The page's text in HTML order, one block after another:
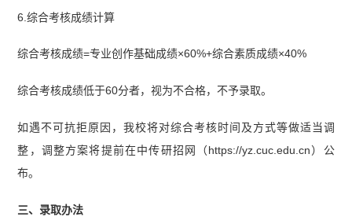
6.综合考核成绩计算
综合考核成绩=专业创作基础成绩×60%+综合素质成绩×40%
综合考核成绩低于60分者，视为不合格，不予录取。
如遇不可抗拒原因，我校将对综合考核时间及方式等做适当调
整，调整方案将提前在中传研招网（https://yz.cuc.edu.cn）公
布。
三、录取办法